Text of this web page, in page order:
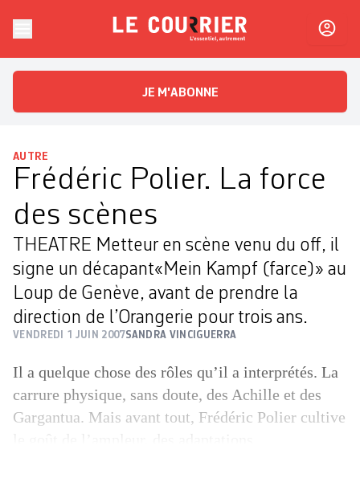
Le CourrierL'essentiel, autrement
JE M'ABONNE
AUTRE
Frédéric Polier. La force
des scènes
THEATRE Metteur en scène venu du off, il
signe un décapant«Mein Kampf (farce)» au
Loup de Genève, avant de prendre la
direction de l’Orangerie pour trois ans.
VENDREDI 1 JUIN 2007SANDRA VINCIGUERRA
Il a quelque chose des rôles qu’il a interprétés. La
carrure physique, sans doute, des Achille et des
Gargantua. Mais avant tout, Frédéric Polier cultive